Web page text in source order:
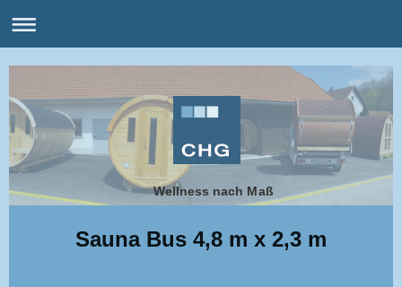
Wellness nach Maß
Sauna Bus 4,8 m x 2,3 m